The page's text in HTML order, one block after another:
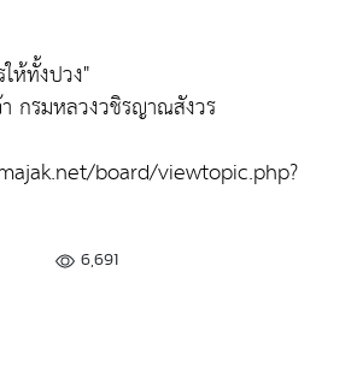
ห้ทั้งปวง"
กรมหลวงวชิรญาณสังวร
board/viewtopic.php?
6,691